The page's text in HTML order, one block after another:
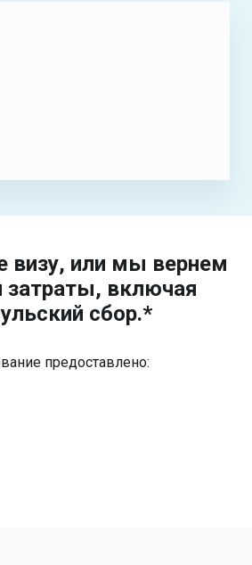
визу, или мы вернем
затраты, включая
сбор.*
предоставлено: